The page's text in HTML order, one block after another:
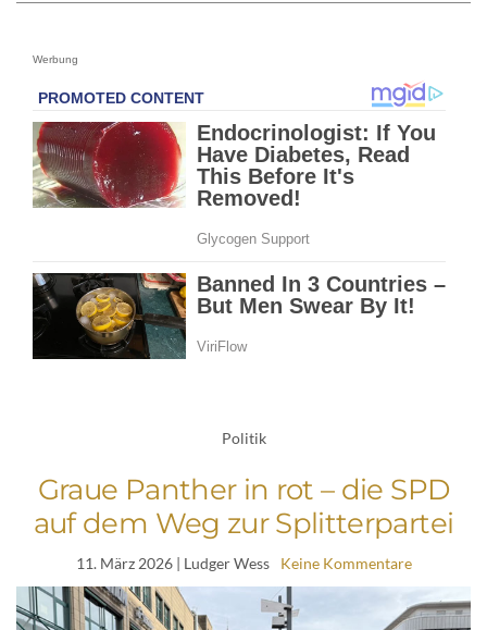
Werbung
Politik
Graue Panther in rot – die SPD
auf dem Weg zur Splitterpartei
11. März 2026| Ludger Wess Keine Kommentare